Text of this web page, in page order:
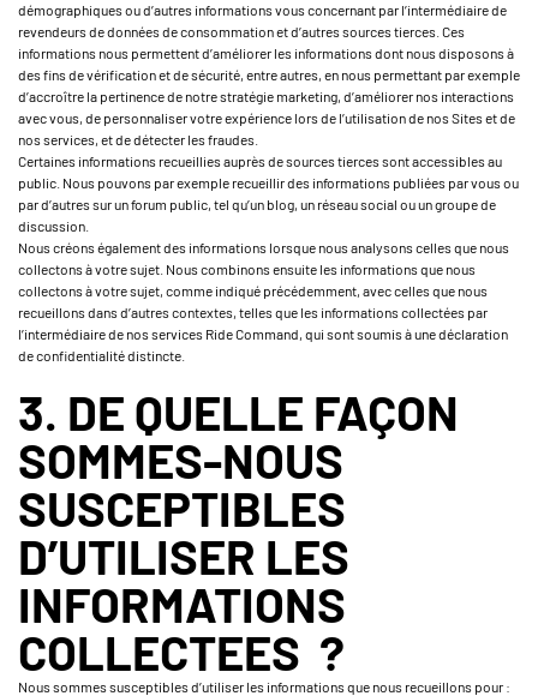
démographiques ou d’autres informations vous concernant par l’intermédiaire de
revendeurs de données de consommation et d’autres sources tierces. Ces
informations nous permettent d’améliorer les informations dont nous disposons à
des fins de vérification et de sécurité, entre autres, en nous permettant par exemple
d’accroître la pertinence de notre stratégie marketing, d’améliorer nos interactions
avec vous, de personnaliser votre expérience lors de l’utilisation de nos Sites et de
nos services, et de détecter les fraudes.
Certaines informations recueillies auprès de sources tierces sont accessibles au
public. Nous pouvons par exemple recueillir des informations publiées par vous ou
par d’autres sur un forum public, tel qu’un blog, un réseau social ou un groupe de
discussion.
Nous créons également des informations lorsque nous analysons celles que nous
collectons à votre sujet. Nous combinons ensuite les informations que nous
collectons à votre sujet, comme indiqué précédemment, avec celles que nous
recueillons dans d’autres contextes, telles que les informations collectées par
l’intermédiaire de nos services Ride Command, qui sont soumis à une déclaration
de confidentialité distincte.
3. DE QUELLE FAÇON
SOMMES-NOUS
SUSCEPTIBLES
D’UTILISER LES
INFORMATIONS
COLLECTEES ?
Nous sommes susceptibles d’utiliser les informations que nous recueillons pour :